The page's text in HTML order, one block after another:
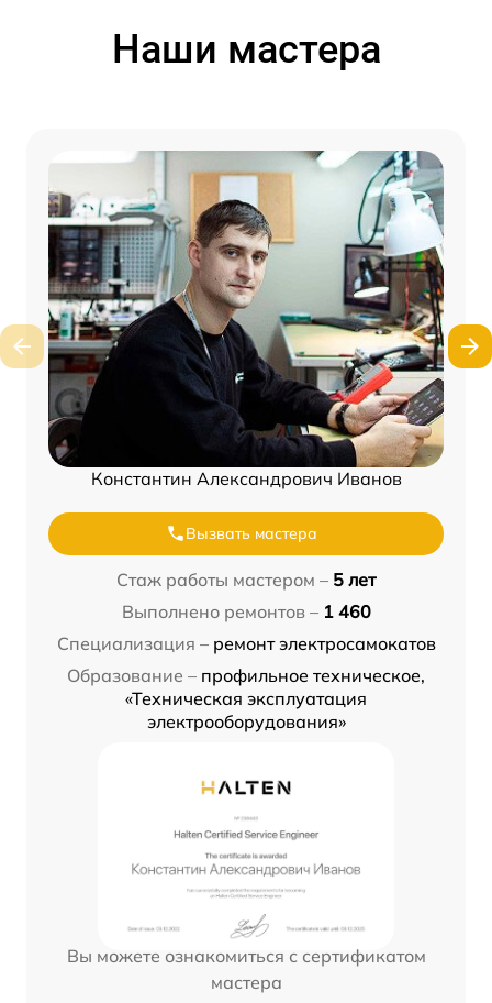
Наши мастера
Константин Александрович Иванов
Вызвать мастера
Стаж работы мастером – 5 лет
Выполнено ремонтов – 1 460
Специализация – ремонт электросамокатов
Образование – профильное техническое,
«Техническая эксплуатация
электрооборудования»
Вы можете ознакомиться с сертификатом
мастера